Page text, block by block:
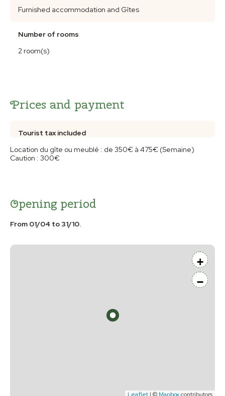
Furnished accommodation and Gîtes
Number of rooms
2 room(s)
Prices and payment
Tourist tax included
Location du gîte ou meublé : de 350€ à 475€ (Semaine)
Caution : 300€
Opening period
From 01/04 to 31/10.
+
−
Leaflet | © Mapboxcontributors